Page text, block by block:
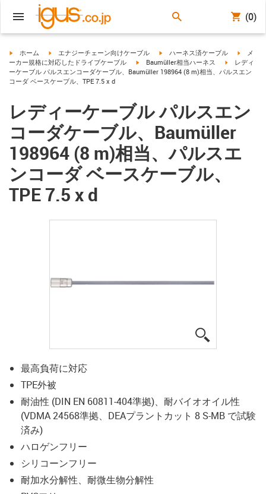
(0)
igus-icon-arrow-right
ホーム igus-icon-arrow-right
エナジーチェーン向けケーブル igus-icon-arrow-right
ハーネス済ケーブル igus-
メ
ーカー規格に対応したドライブケーブル
igus-icon-arrow-right
Baumüller相当ハーネス igus-icon-
レディ
ーケーブル パルスエンコーダケーブル、Baumüller 198964 (8 m)相当、パルスエン
コーダ ベースケーブル、TPE 7.5 x d
レディーケーブル パルスエン
コーダケーブル、Baumüller
198964 (8 m)相当、パルスエ
ンコーダ ベースケーブル、
TPE 7.5 x d
最高負荷に対応
TPE外被
耐油性 (DIN EN 60811-404準拠)、耐バイオオイル性
(VDMA 24568準拠、DEAプラントカット 8 S-MB で試験
済み)
ハロゲンフリー
シリコーンフリー
耐加水分解性、耐微生物分解性